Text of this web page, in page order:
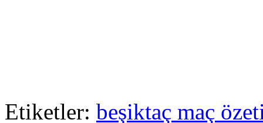
Etiketler: beşiktaç maç